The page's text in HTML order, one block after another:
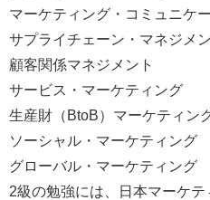
マーケティング・コミュニケ
サプライチェーン・マネジメ
顧客関係マネジメント
サービス・マーケティング
生産財（BtoB）マーケティン
ソーシャル・マーケティング
グローバル・マーケティング
2級の勉強には、日本マーケテ